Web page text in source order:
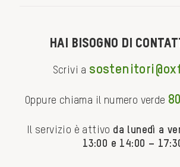
Hai bisogno di
Scrivi a
Oppure chiama il numero verde
Il servizio è attivo da lunedì a
13:00 e 14:00 –